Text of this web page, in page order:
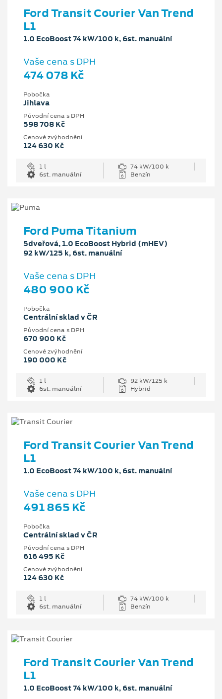
Ford Transit Courier Van Trend
L1
1.0 EcoBoost 74 kW/100 k, 6st. manuální
Vaše cena s DPH
474 078 Kč
Pobočka
Jihlava
Původní cena s DPH
598 708 Kč
Cenové zvýhodnění
124 630 Kč
1 l
74 kW/100 k
6st. manuální
Benzín
Ford Puma Titanium
5dveřová, 1.0 EcoBoost Hybrid (mHEV)
92 kW/125 k, 6st. manuální
Vaše cena s DPH
480 900 Kč
Pobočka
Centrální sklad v ČR
Původní cena s DPH
670 900 Kč
Cenové zvýhodnění
190 000 Kč
1 l
92 kW/125 k
6st. manuální
Hybrid
Ford Transit Courier Van Trend
L1
1.0 EcoBoost 74 kW/100 k, 6st. manuální
Vaše cena s DPH
491 865 Kč
Pobočka
Centrální sklad v ČR
Původní cena s DPH
616 495 Kč
Cenové zvýhodnění
124 630 Kč
1 l
74 kW/100 k
6st. manuální
Benzín
Ford Transit Courier Van Trend
L1
1.0 EcoBoost 74 kW/100 k, 6st. manuální